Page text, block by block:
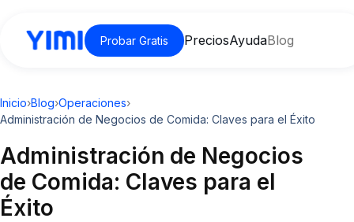
Probar Gratis PreciosAyudaBlog
Inicio›Blog›Operaciones›
Administración de Negocios de Comida: Claves para el Éxito
Administración de Negocios
de Comida: Claves para el
Éxito